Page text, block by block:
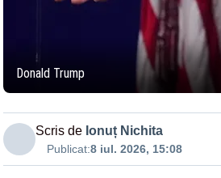
Donald Trump
Scris de Ionuț Nichita
Publicat:8 iul. 2026, 15:08